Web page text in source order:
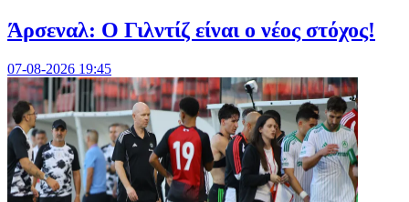
Άρσεναλ: Ο Γιλντίζ είναι ο νέος στόχος!
07-08-2026 19:45